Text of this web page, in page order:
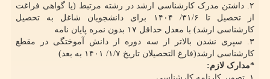
۲. داشتن مدرک کارشناسی ارشد در رشته مرتبط (یا گواهی فراغت
از تحصیل تا ۳۱/۶/ ۱۴۰۴ برای دانشجویان شاغل به تحصیل
کارشناسی ارشد) با معدل حداقل ۱۷ بدون نمره پایان نامه
۳. سپری نشدن بالاتر از سه دوره از دانش آموختگی در مقطع
کارشناسی ارشد(فارغ التحصیلان تاریخ ۱/۷/ ۱۴۰۱ به بعد)
*مدارک لازم: